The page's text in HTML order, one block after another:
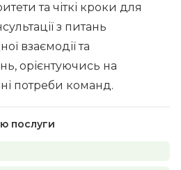
та чіткі кроки для
з питань
взаємодії та
орієнтуючись на
потреби команд.
послуги